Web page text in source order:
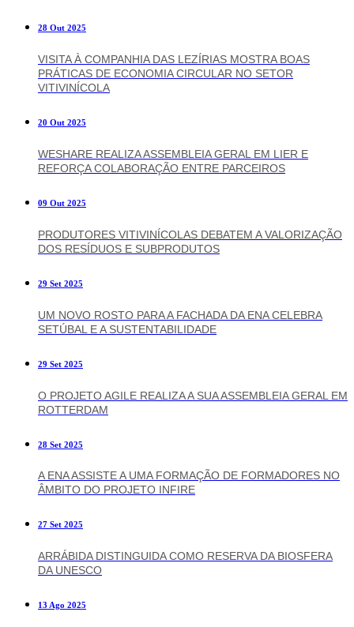
28 Out 2025
VISITA À COMPANHIA DAS LEZÍRIAS MOSTRA BOAS
PRÁTICAS DE ECONOMIA CIRCULAR NO SETOR
VITIVINÍCOLA
20 Out 2025
WESHARE REALIZA ASSEMBLEIA GERAL EM LIER E
REFORÇA COLABORAÇÃO ENTRE PARCEIROS
09 Out 2025
PRODUTORES VITIVINÍCOLAS DEBATEM A VALORIZAÇÃO
DOS RESÍDUOS E SUBPRODUTOS
29 Set 2025
UM NOVO ROSTO PARA A FACHADA DA ENA CELEBRA
SETÚBAL E A SUSTENTABILIDADE
29 Set 2025
O PROJETO AGILE REALIZA A SUA ASSEMBLEIA GERAL EM
ROTTERDAM
28 Set 2025
A ENA ASSISTE A UMA FORMAÇÃO DE FORMADORES NO
ÂMBITO DO PROJETO INFIRE
27 Set 2025
ARRÁBIDA DISTINGUIDA COMO RESERVA DA BIOSFERA
DA UNESCO
13 Ago 2025